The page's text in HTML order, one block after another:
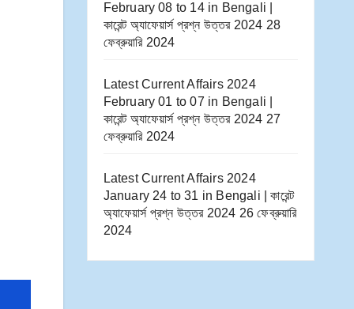
February 08 to 14​ in Bengali |
কারেন্ট অ্যাফেয়ার্স প্রশ্ন উত্তর 2024 28
ফেব্রুয়ারি 2024
Latest Current Affairs 2024
February 01 to 07​ in Bengali |
কারেন্ট অ্যাফেয়ার্স প্রশ্ন উত্তর 2024 27
ফেব্রুয়ারি 2024
Latest Current Affairs 2024
January 24 to 31​ in Bengali | কারেন্ট
অ্যাফেয়ার্স প্রশ্ন উত্তর 2024 26 ফেব্রুয়ারি
2024